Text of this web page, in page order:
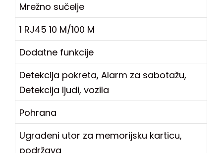
Mrežno sučelje
1 RJ45 10 M/100 M
Dodatne funkcije
Detekcija pokreta, Alarm za sabotažu,
Detekcija ljudi, vozila
Pohrana
Ugrađeni utor za memorijsku karticu,
podržava